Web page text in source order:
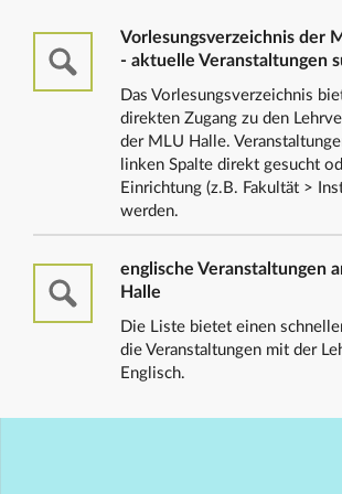
Vorlesungsverzeichnis der
- aktuelle Veranstaltungen
Das Vorlesungsverzeichnis
direkten Zugang zu den
der MLU Halle.
linken Spalte direkt gesucht
Einrichtung (z.B. Fakultät >
werden.
englische Veranstaltungen
Halle
Die Liste bietet einen
die Veranstaltungen mit der
Englisch.